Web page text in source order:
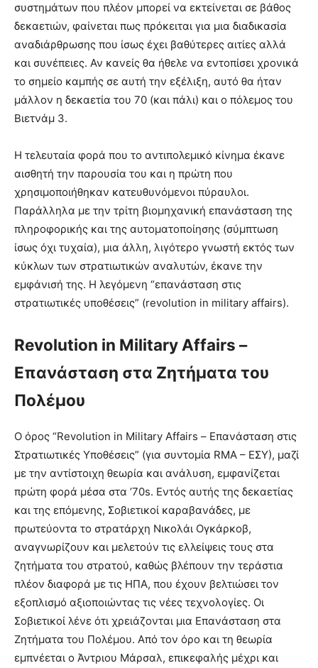
συστημάτων που πλέον μπορεί να εκτείνεται σε βάθος
δεκαετιών, φαίνεται πως πρόκειται για μια διαδικασία
αναδιάρθρωσης που ίσως έχει βαθύτερες αιτίες αλλά
και συνέπειες. Αν κανείς θα ήθελε να εντοπίσει χρονικά
το σημείο καμπής σε αυτή την εξέλιξη, αυτό θα ήταν
μάλλον η δεκαετία του 70 (και πάλι) και ο πόλεμος του
Βιετνάμ 3.
Η τελευταία φορά που το αντιπολεμικό κίνημα έκανε
αισθητή την παρουσία του και η πρώτη που
χρησιμοποιήθηκαν κατευθυνόμενοι πύραυλοι.
Παράλληλα με την τρίτη βιομηχανική επανάσταση της
πληροφορικής και της αυτοματοποίησης (σύμπτωση
ίσως όχι τυχαία), μια άλλη, λιγότερο γνωστή εκτός των
κύκλων των στρατιωτικών αναλυτών, έκανε την
εμφάνισή της. Η λεγόμενη “επανάσταση στις
στρατιωτικές υποθέσεις” (revolution in military affairs).
Revolution in Military Affairs –
Επανάσταση στα Ζητήματα του
Πολέμου
Ο όρος “Revolution in Military Affairs – Επανάσταση στις
Στρατιωτικές Υποθέσεις” (για συντομία RMA – ΕΣΥ), μαζί
με την αντίστοιχη θεωρία και ανάλυση, εμφανίζεται
πρώτη φορά μέσα στα ’70s. Εντός αυτής της δεκαετίας
και της επόμενης, Σοβιετικοί καραβανάδες, με
πρωτεύοντα το στρατάρχη Νικολάι Ογκάρκοβ,
αναγνωρίζουν και μελετούν τις ελλείψεις τους στα
ζητήματα του στρατού, καθώς βλέπουν την τεράστια
πλέον διαφορά με τις ΗΠΑ, που έχουν βελτιώσει τον
εξοπλισμό αξιοποιώντας τις νέες τεχνολογίες. Οι
Σοβιετικοί λένε ότι χρειάζονται μια Επανάσταση στα
Ζητήματα του Πολέμου. Από τον όρο και τη θεωρία
εμπνέεται ο Άντριου Μάρσαλ, επικεφαλής μέχρι και